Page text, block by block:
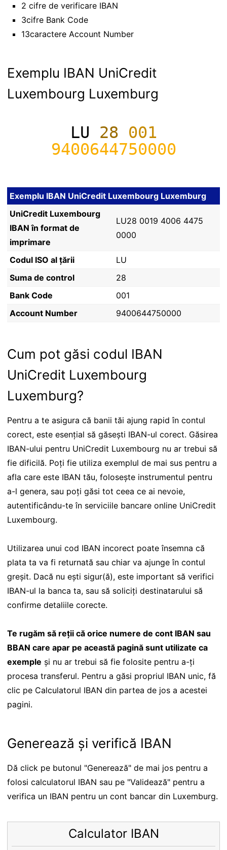
2 cifre de verificare IBAN
3cifre Bank Code
13caractere Account Number
Exemplu IBAN UniCredit
Luxembourg Luxemburg
LU 28 001
9400644750000
Exemplu IBAN UniCredit Luxembourg Luxemburg
UniCredit Luxembourg
IBAN în format de
imprimare
LU28 0019 4006 4475
0000
Codul ISO al țării
LU
Suma de control
28
Bank Code
001
Account Number
9400644750000
Cum pot găsi codul IBAN
UniCredit Luxembourg
Luxemburg?
Pentru a te asigura că banii tăi ajung rapid în contul
corect, este esențial să găsești IBAN-ul corect. Găsirea
IBAN-ului pentru UniCredit Luxembourg nu ar trebui să
fie dificilă. Poți fie utiliza exemplul de mai sus pentru a
afla care este IBAN tău, folosește instrumentul pentru
a-l genera, sau poți găsi tot ceea ce ai nevoie,
autentificându-te în serviciile bancare online UniCredit
Luxembourg.
Utilizarea unui cod IBAN incorect poate însemna că
plata ta va fi returnată sau chiar va ajunge în contul
greșit. Dacă nu ești sigur(ă), este important să verifici
IBAN-ul la banca ta, sau să soliciți destinatarului să
confirme detaliile corecte.
Te rugăm să reții că orice numere de cont IBAN sau
BBAN care apar pe această pagină sunt utilizate ca
exemple și nu ar trebui să fie folosite pentru a-ți
procesa transferul. Pentru a găsi propriul IBAN unic, fă
clic pe Calculatorul IBAN din partea de jos a acestei
pagini.
Generează și verifică IBAN
Dă click pe butonul "Generează" de mai jos pentru a
folosi calculatorul IBAN sau pe "Validează" pentru a
verifica un IBAN pentru un cont bancar din Luxemburg.
Calculator IBAN